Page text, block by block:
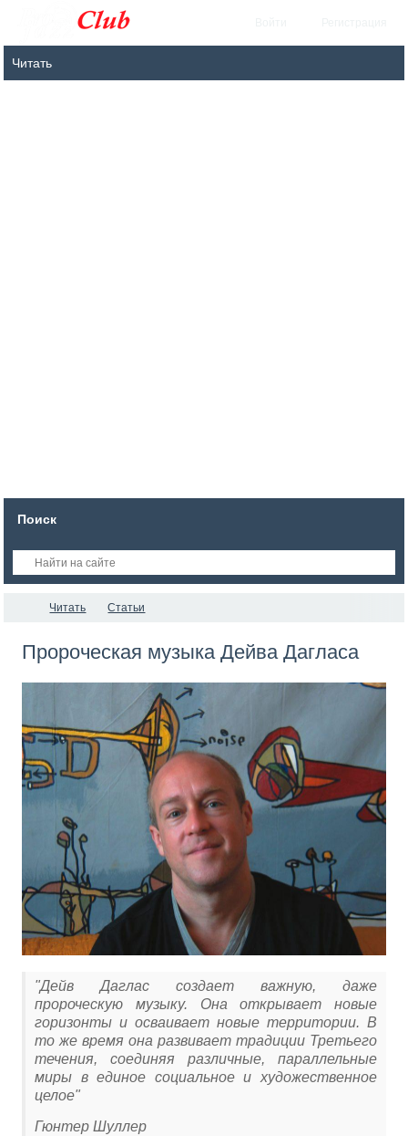
Поиск
Читать Статьи
Пророческая музыка Дейва Дагласа
"Дейв Даглас создает важную, даже
пророческую музыку. Она открывает новые
горизонты и осваивает новые территории. В
то же время она развивает традиции Третьего
течения, соединяя различные, параллельные
миры в единое социальное и художественное
целое"
Гюнтер Шуллер